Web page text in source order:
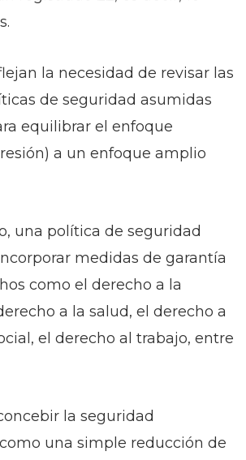
la necesidad de revisar las
de seguridad asumidas
equilibrar el enfoque
a un enfoque amplio
una política de seguridad
medidas de garantía
como el derecho a la
a la salud, el derecho a
el derecho al trabajo, entre
la seguridad
una simple reducción de